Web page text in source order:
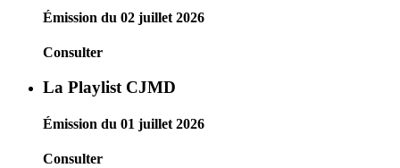
Émission du 02 juillet 2026
Consulter
La Playlist CJMD
Émission du 01 juillet 2026
Consulter